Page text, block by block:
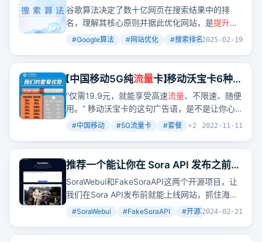
法规则，打造高排名谷歌流量站1k-
10w+，千万别错过
谷歌算法决定了数十亿网页在搜索结果中的排
名，理解其核心原则并据此优化网站，是提升搜
索排名和 流量
的关键。本文深入探讨了谷歌算法
法优化网站。
#Google算法 #网站优化 #搜索排名 +4
2025-02-19
【中国移动5G纯流量卡】移动沃宝卡6种套
餐办理纯上网，不限速随用随充
“仅需19.9元，就能享受高速流量、不限速、随便
用。” 移动沃宝卡的这句广告语，是不是让你心
动了？
#中国移动 #5G流量卡 #套餐 +2 2022-11-11
推荐一个能让你在 Sora API 发布之前就
上线网站接住泼天流量的开源 Sora
Web 客户端 SoraWebui
SoraWebui和FakeSoraAPI这两个开源项目，让
我们在Sora API发布前就能上线网站，抓住海量
流量
。想象一下，用文字生成视频的全流程，虽
们模拟这个过程。
#SoraWebui #FakeSoraAPI #开源项目 +3
2024-02-21